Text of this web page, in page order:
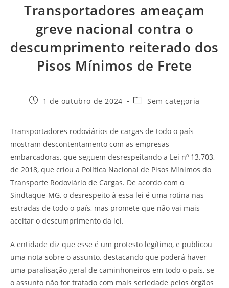
Transportadores ameaçam
greve nacional contra o
descumprimento reiterado dos
Pisos Mínimos de Frete
1 de outubro de 2024 Sem categoria
Transportadores rodoviários de cargas de todo o país
mostram descontentamento com as empresas
embarcadoras, que seguem desrespeitando a Lei nº 13.703,
de 2018, que criou a Política Nacional de Pisos Mínimos do
Transporte Rodoviário de Cargas. De acordo com o
Sindtaque-MG, o desrespeito à essa lei é uma rotina nas
estradas de todo o país, mas promete que não vai mais
aceitar o descumprimento da lei.
A entidade diz que esse é um protesto legítimo, e publicou
uma nota sobre o assunto, destacando que poderá haver
uma paralisação geral de caminhoneiros em todo o país, se
o assunto não for tratado com mais seriedade pelos órgãos